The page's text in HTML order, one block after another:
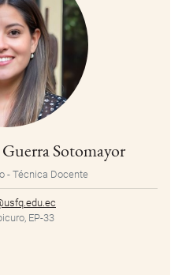
Sotomayor
- Técnica Docente
EP-33